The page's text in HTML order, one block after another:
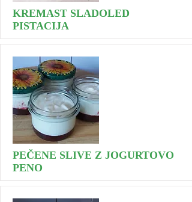
KREMAST SLADOLED
PISTACIJA
PEČENE SLIVE Z JOGURTOVO
PENO